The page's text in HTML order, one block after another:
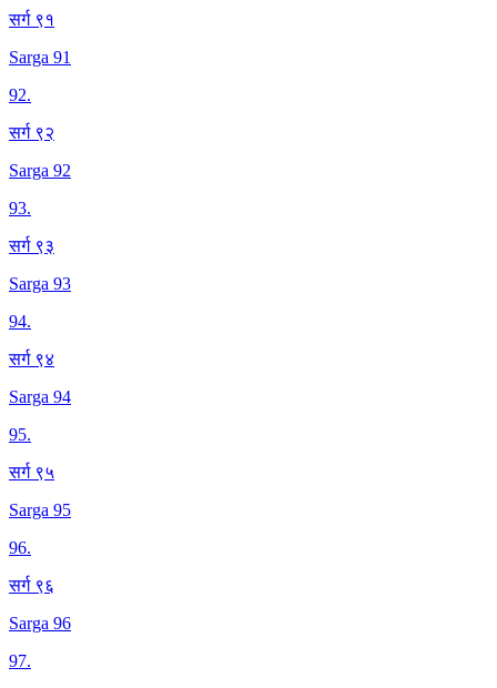
सर्ग ९१
Sarga 91
92.
सर्ग ९२
Sarga 92
93.
सर्ग ९३
Sarga 93
94.
सर्ग ९४
Sarga 94
95.
सर्ग ९५
Sarga 95
96.
सर्ग ९६
Sarga 96
97.